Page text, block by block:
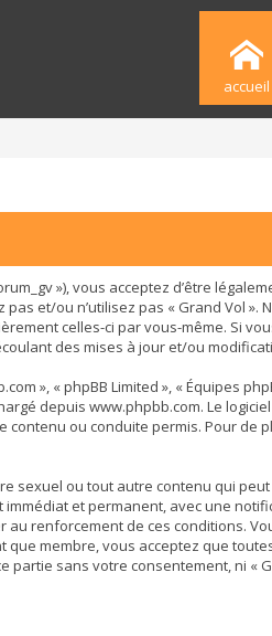
accueil
»), vous acceptez d’être
et/ou n’utilisez pas « Grand Vol ».
celles-ci par vous-même. Si
des mises à jour et/ou
», « phpBB Limited », « Équipes
depuis www.phpbb.com. Le
contenu ou conduite permis. Pour de
sexuel ou tout autre contenu qui
et permanent, avec une
renforcement de ces conditions.
membre, vous acceptez que
sans votre consentement, ni «